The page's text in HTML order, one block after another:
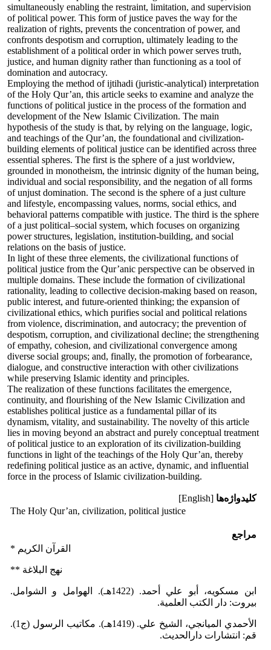
simultaneously enabling the restraint, limitation, and supervision
of political power. This form of justice paves the way for the
realization of rights, prevents the concentration of power, and
confronts despotism and corruption, ultimately leading to the
establishment of a political order in which power serves truth,
justice, and human dignity rather than functioning as a tool of
domination and autocracy.
Employing the method of ijtihadi (juristic-analytical) interpretation
of the Holy Qur’an, this article seeks to examine and analyze the
functions of political justice in the process of the formation and
development of the New Islamic Civilization. The main
hypothesis of the study is that, by relying on the language, logic,
and teachings of the Qur’an, the foundational and civilization-
building elements of political justice can be identified across three
essential spheres. The first is the sphere of a just worldview,
grounded in monotheism, the intrinsic dignity of the human being,
individual and social responsibility, and the negation of all forms
of unjust domination. The second is the sphere of a just culture
and lifestyle, encompassing values, norms, social ethics, and
behavioral patterns compatible with justice. The third is the sphere
of a just political–social system, which focuses on organizing
power structures, legislation, institution-building, and social
relations on the basis of justice.
In light of these three elements, the civilizational functions of
political justice from the Qur’anic perspective can be observed in
multiple domains. These include the formation of civilizational
rationality, leading to collective decision-making based on reason,
public interest, and future-oriented thinking; the expansion of
civilizational ethics, which purifies social and political relations
from violence, discrimination, and autocracy; the prevention of
despotism, corruption, and civilizational decline; the strengthening
of empathy, cohesion, and civilizational convergence among
diverse social groups; and, finally, the promotion of forbearance,
dialogue, and constructive interaction with other civilizations
while preserving Islamic identity and principles.
The realization of these functions facilitates the emergence,
continuity, and flourishing of the New Islamic Civilization and
establishes political justice as a fundamental pillar of its
dynamism, vitality, and sustainability. The novelty of this article
lies in moving beyond an abstract and purely conceptual treatment
of political justice to an exploration of its civilization-building
functions in light of the teachings of the Holy Qur’an, thereby
redefining political justice as an active, dynamic, and influential
force in the process of Islamic civilization-building.
کلیدواژه‌ها [English]
The Holy Qur’an, civilization, political justice
مراجع
* القرآن الكریم
** نهج البلاغة
ابن مسكویه، أبو علي أحمد. (1422هـ). الهوامل و الشوامل.
بیروت: دار الكتب العلمية.
الأحمدي الميانجي، الشیخ علي. (1419هـ). مكاتيب الرسول (ج1).
قم: انتشارات دارالحدیث.